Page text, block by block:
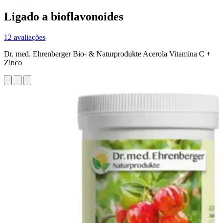
Ligado a bioflavonoides
12 avaliações
Dr. med. Ehrenberger Bio- & Naturprodukte Acerola Vitamina C +
Zinco